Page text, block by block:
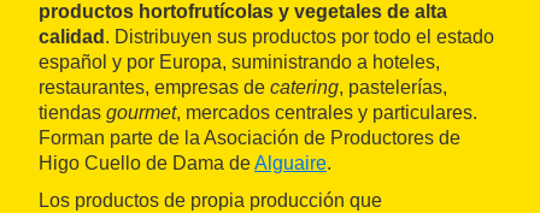
productos hortofrutícolas y vegetales de alta
calidad . Distribuyen sus productos por todo el estado
español y por Europa, suministrando a hoteles,
restaurantes, empresas de catering, pastelerías,
tiendas gourmet, mercados centrales y particulares.
Forman parte de la Asociación de Productores de
Higo Cuello de Dama deAlguaire.
Los productos de propia producción que